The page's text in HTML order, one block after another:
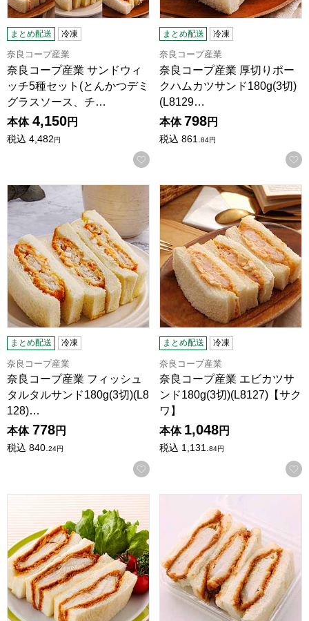
まとめ配送 冷凍
奈良コープ産業
奈良コープ産業 サンドウィ
ッチ5種セット(とんかつデミ
グラスソース、チ…
本体 4,150円
税込 4,482円
お気に入りに登録する
まとめ配送 冷凍
奈良コープ産業
奈良コープ産業 厚切りポー
クハムカツサンド180g(3切)
(L8129…
本体 798円
税込 861. 84円
奈良コープ産業 フィッシュタルタルサンド180g(3切
まとめ配送 冷凍
奈良コープ産業
奈良コープ産業 フィッシュ
タルタルサンド180g(3切)(L8
128)…
本体 778円
税込 840.24円
お気に入りに登録する
奈良コープ産業 エビカツサ
まとめ配送 冷凍
奈良コープ産業
奈良コープ産業 エビカツサ
ンド180g(3切)(L8127)【サク
ワ】
本体 1,048円
税込 1,131. 84円